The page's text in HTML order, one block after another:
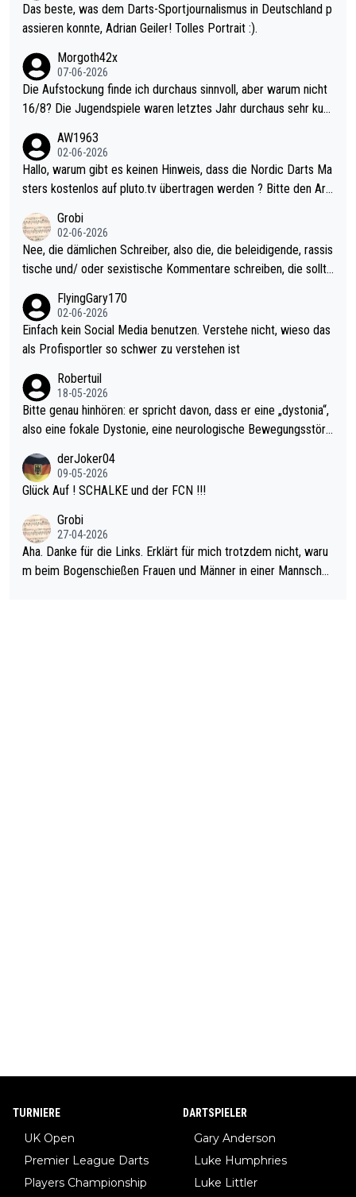
Das beste, was dem Darts-Sportjournalismus in Deutschland p
assieren konnte, Adrian Geiler! Tolles Portrait :).
Morgoth42x
07-06-2026
Die Aufstockung finde ich durchaus sinnvoll, aber warum nicht
16/8? Die Jugendspiele waren letztes Jahr durchaus sehr kurz
Allerdings ist Mitchell Lawrie als Nummer 1 der Welt eh qualifi
ziert. Somit ändert die automatische Qualifikation des Weltmei
sters erstmal nichts. Ich denke sie wollen damit für nächstes J
ohl wenig WDF Turniere spielen. Dies war bei Archie Self letzt
es Jahr der Fall. Er musste als amtierender Weltmeister durch
den Qualifier und ich glaube kaum, dass Mitchel sich das (in Ve
el hat.
AW1963
02-06-2026
Hallo, warum gibt es keinen Hinweis, dass die Nordic Darts Ma
sters kostenlos auf pluto.tv übertragen werden ? Bitte den Arti
Grobi
02-06-2026
Nee, die dämlichen Schreiber, also die, die beleidigende, rassis
tische und/ oder sexistische Kommentare schreiben, die sollte
s Leben in den Griff kriegen. Nur eins wundert mich: Luke Little
r war doch neulich erst derjenige, der über Social Media GvV p
rovoziert hat. Und Littlers Mutter schießt öfters mal gegen Ric
FlyingGary170
02-06-2026
Einfach kein Social Media benutzen. Verstehe nicht, wieso das
als Profisportler so schwer zu verstehen ist
Robertuil
18-05-2026
Bitte genau hinhören: er spricht davon, dass er eine „dystonia“,
also eine fokale Dystonie, eine neurologische Bewegungsstöru
erden, im Arm hat. Und, dass Medikamente ihm helfen! Ich glau
be immer noch, dass sehr viele der Dartits-Fälle fälschlich psy
diese könnten teils wirksam behandelt werden! Dafür müsste
man nur zum Neurologen und nicht zum Mentaltrainer gehen…
derJoker04
09-05-2026
Glück Auf ! SCHALKE und der FCN !!!
Grobi
27-04-2026
Aha. Danke für die Links. Erklärt für mich trotzdem nicht, waru
m beim Bogenschießen Frauen und Männer in einer Mannschaf
TURNIERE
UK Open
Premier League Darts
Players Championship
DARTSPIELER
Gary Anderson
Luke Humphries
Luke Littler